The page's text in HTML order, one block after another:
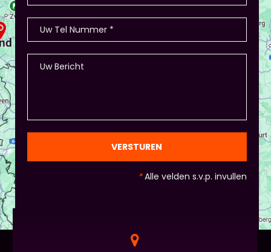
VERSTUREN
*Alle velden s.v.p. invullen